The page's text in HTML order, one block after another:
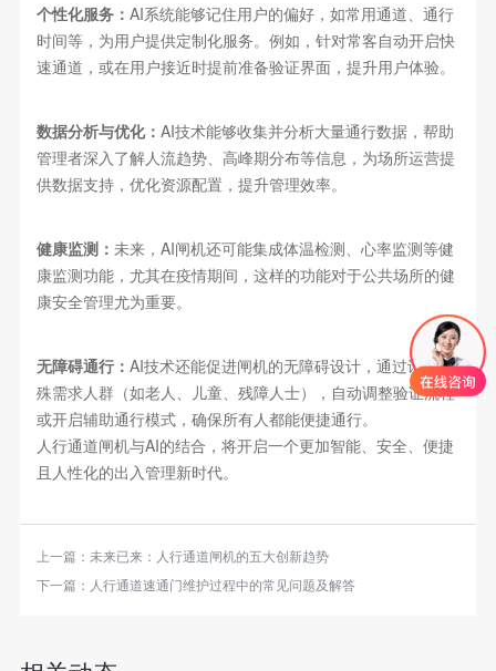
个性化服务： AI系统能够记住用户的偏好，如常用通道、通行
时间等，为用户提供定制化服务。例如，针对常客自动开启快
速通道，或在用户接近时提前准备验证界面，提升用户体验。
数据分析与优化： AI技术能够收集并分析大量通行数据，帮助
管理者深入了解人流趋势、高峰期分布等信息，为场所运营提
供数据支持，优化资源配置，提升管理效率。
健康监测： 未来，AI闸机还可能集成体温检测、心率监测等健
康监测功能，尤其在疫情期间，这样的功能对于公共场所的健
康安全管理尤为重要。
无障碍通行： AI技术还能促进闸机的无障碍设计，通过识别特
殊需求人群（如老人、儿童、残障人士），自动调整验证流程
或开启辅助通行模式，确保所有人都能便捷通行。
人行通道闸机与AI的结合，将开启一个更加智能、安全、便捷
且人性化的出入管理新时代。
上一篇： 未来已来：人行通道闸机的五大创新趋势
下一篇： 人行通道速通门维护过程中的常见问题及解答